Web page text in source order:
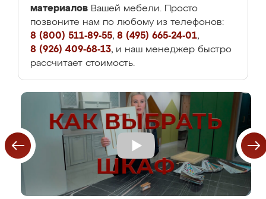
материалов Вашей мебели. Просто
позвоните нам по любому из телефонов:
8 (800) 511-89-55, 8 (495) 665-24-01,
8 (926) 409-68-13, и наш менеджер быстро
рассчитает стоимость.